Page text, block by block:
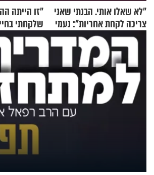
"לא שאלו אותי. הבנתי שאני
צריכה לקחת אחריות": נעמי
בנט בריאיון אישי
"זו הייתה
שלקחתי
בריאיון